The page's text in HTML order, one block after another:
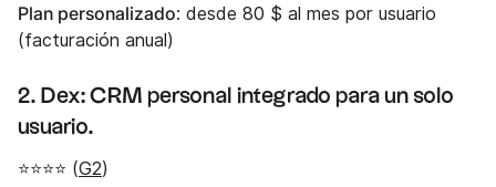
Plan personalizado: desde 80 $ al mes por usuario
(facturación anual)
2. Dex: CRM personal integrado para un solo
usuario.
⭐⭐⭐⭐ (G2)